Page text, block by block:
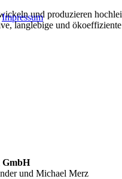
und produzieren
langlebige und
GmbH
und Michael Merz
Impressum